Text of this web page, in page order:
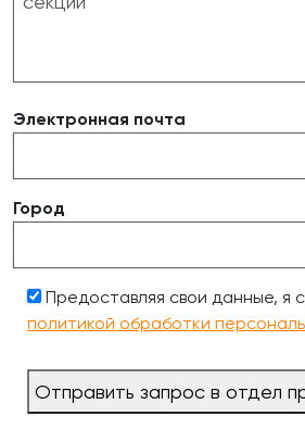
Электронная почта
Город
Предоставляя свои данные, я
политикой обработки
Отправить запрос в отдел